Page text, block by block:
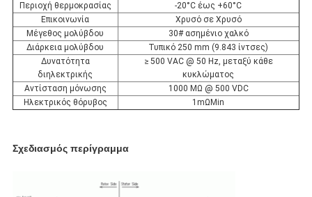
Περιοχή θερμοκρασίας
-20°C έως +60°C
Επικοινωνία
Χρυσό σε Χρυσό
Μέγεθος μολύβδου
30# ασημένιο χαλκό
Διάρκεια μολύβδου
Τυπικό 250 mm (9.843 ίντσες)
Δυνατότητα
διηλεκτρικής
≥ 500 VAC @ 50 Hz, μεταξύ κάθε
κυκλώματος
Αντίσταση μόνωσης
1000 MΩ @ 500 VDC
Ηλεκτρικός θόρυβος
1mΩMin
Σχεδιασμός περίγραμμα